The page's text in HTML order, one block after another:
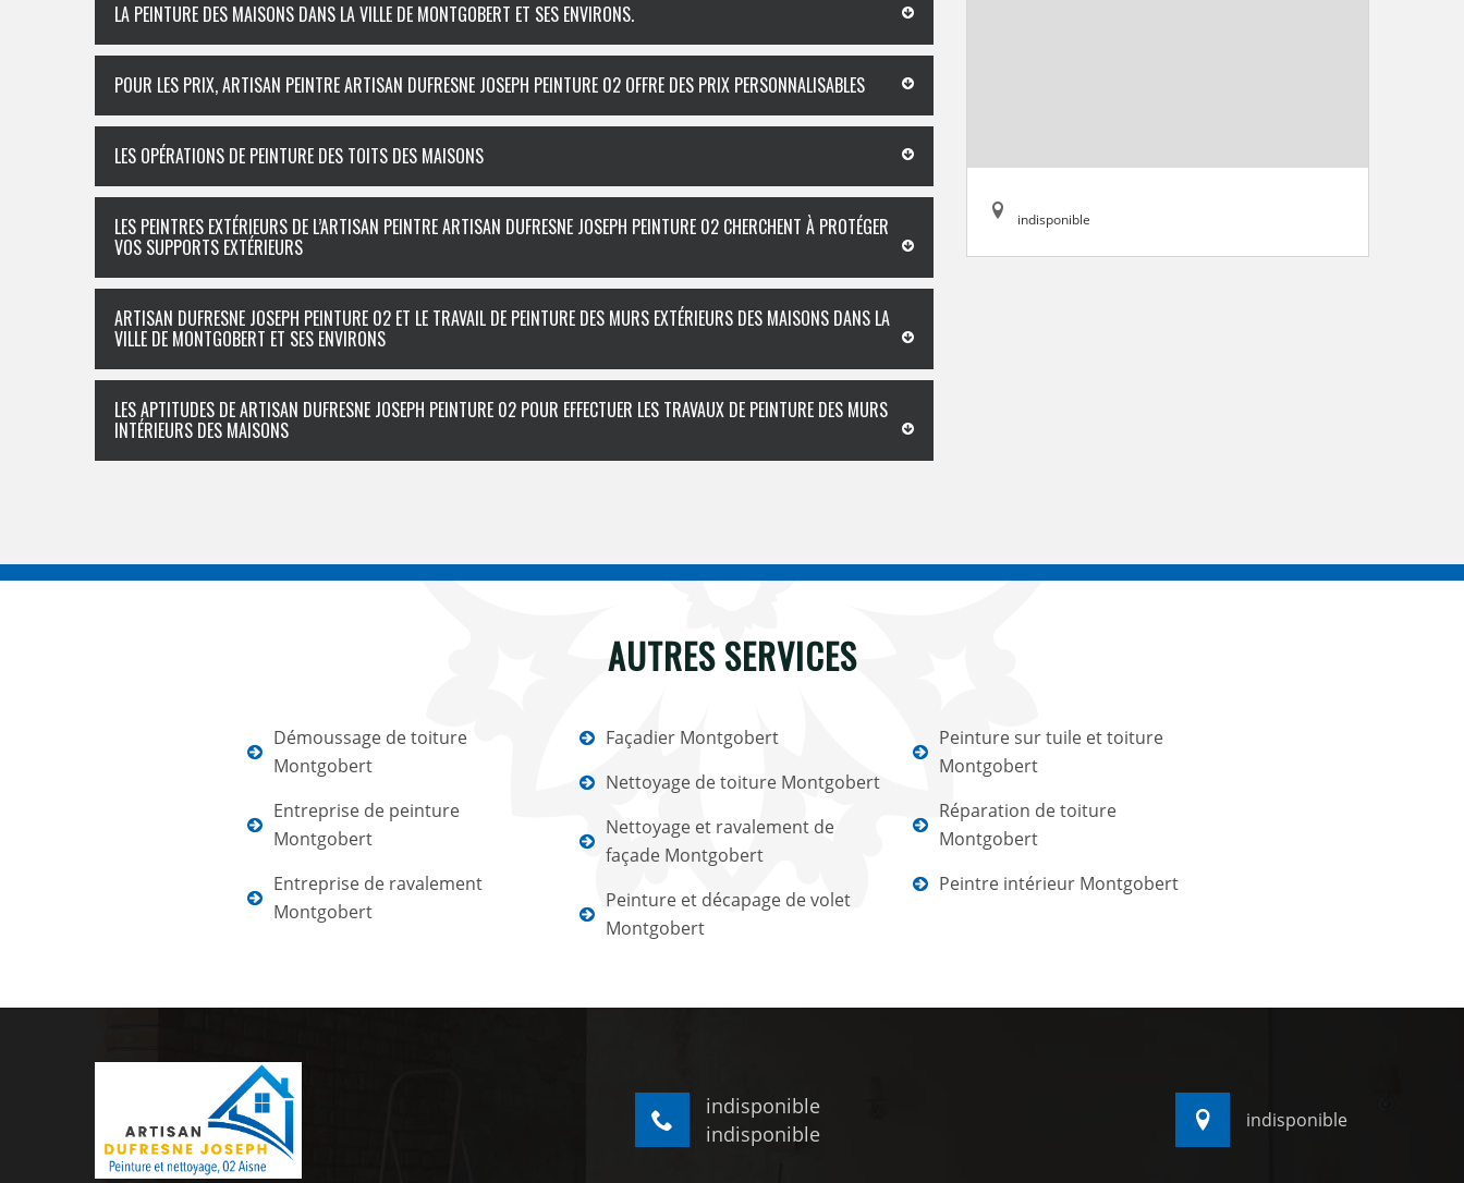
LA PEINTURE DES MAISONS DANS LA VILLE DE MONTGOBERT ET SES ENVIRONS.
POUR LES PRIX, ARTISAN PEINTRE ARTISAN DUFRESNE JOSEPH PEINTURE 02 OFFRE DES PRIX PERSONNALISABLES
LES OPÉRATIONS DE PEINTURE DES TOITS DES MAISONS
LES PEINTRES EXTÉRIEURS DE L’ARTISAN PEINTRE ARTISAN DUFRESNE JOSEPH PEINTURE 02 CHERCHENT À PROTÉGER
VOS SUPPORTS EXTÉRIEURS
ARTISAN DUFRESNE JOSEPH PEINTURE 02 ET LE TRAVAIL DE PEINTURE DES MURS EXTÉRIEURS DES MAISONS DANS LA
VILLE DE MONTGOBERT ET SES ENVIRONS
LES APTITUDES DE ARTISAN DUFRESNE JOSEPH PEINTURE 02 POUR EFFECTUER LES TRAVAUX DE PEINTURE DES MURS
INTÉRIEURS DES MAISONS
indisponible
AUTRES SERVICES
Démoussage de toiture
Montgobert
Entreprise de peinture
Montgobert
Entreprise de ravalement
Montgobert
Façadier Montgobert
Nettoyage de toiture Montgobert
Nettoyage et ravalement de
façade Montgobert
Peinture et décapage de volet
Montgobert
Peinture sur tuile et toiture
Montgobert
Réparation de toiture
Montgobert
Peintre intérieur Montgobert
indisponible
indisponible
indisponible